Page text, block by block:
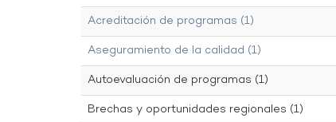
Acreditación de programas (1)
Aseguramiento de la calidad (1)
Autoevaluación de programas (1)
Brechas y oportunidades regionales (1)